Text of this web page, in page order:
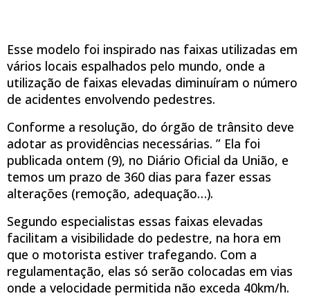
Esse modelo foi inspirado nas faixas utilizadas em
vários locais espalhados pelo mundo, onde a
utilização de faixas elevadas diminuíram o número
de acidentes envolvendo pedestres.
Conforme a resolução, do órgão de trânsito deve
adotar as providências necessárias. ” Ela foi
publicada ontem (9), no Diário Oficial da União, e
temos um prazo de 360 dias para fazer essas
alterações (remoção, adequação…).
Segundo especialistas essas faixas elevadas
facilitam a visibilidade do pedestre, na hora em
que o motorista estiver trafegando. Com a
regulamentação, elas só serão colocadas em vias
onde a velocidade permitida não exceda 40km/h.